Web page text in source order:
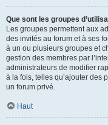
Que sont les groupes
Les groupes permettent aux
des invités au forum et à ses
à un ou plusieurs groupes et
gestion des membres par
administrateurs de modifier
à la fois, telles qu’ajouter des
un forum privé.
Haut